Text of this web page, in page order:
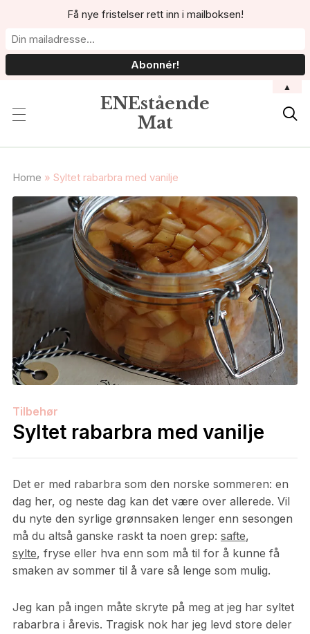
ENEstående
Mat

Home » Syltet rabarbra med vanilje
Tilbehør
Syltet rabarbra med vanilje
Det er med rabarbra som den norske sommeren: en
dag her, og neste dag kan det være over allerede. Vil
du nyte den syrlige grønnsaken lenger enn sesongen
må du altså ganske raskt ta noen grep: safte,
sylte, fryse eller hva enn som må til for å kunne få
smaken av sommer til å vare så lenge som mulig.
Jeg kan på ingen måte skryte på meg at jeg har syltet
rabarbra i årevis. Tragisk nok har jeg levd store deler
Få nye fristelser rett inn i mailboksen!
▲